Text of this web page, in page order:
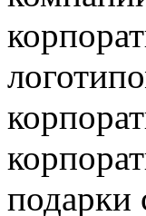
подарки